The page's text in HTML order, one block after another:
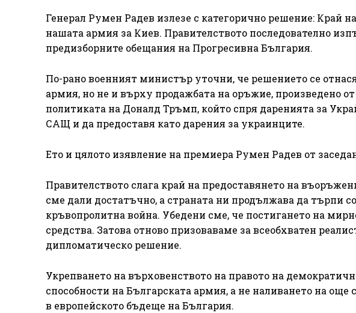
Генерал Румен Радев излезе с категорично решение: Край
нашата армия за Киев. Правителството последователно
предизборните обещания на Прогресивна България.
По-рано военният министър уточни, че решението се
армия, но не и върху продажбата на оръжие, произведено
политиката на Доналд Тръмп, който спря даренията за
САЩ и да предоставя като дарения за украинците.
Ето и цялото изявление на премиера Румен Радев от
Правителството слага край на предоставянето на
сме дали достатъчно, а страната ни продължава да търпи
кръвопролитна война. Убедени сме, че постигането на
средства. Затова отново призоваваме за всеобхватен
дипломатическо решение.
Укрепването на върховенството на правото на
способности на Българската армия, а не наливането на още
в европейското бъдеще на България.